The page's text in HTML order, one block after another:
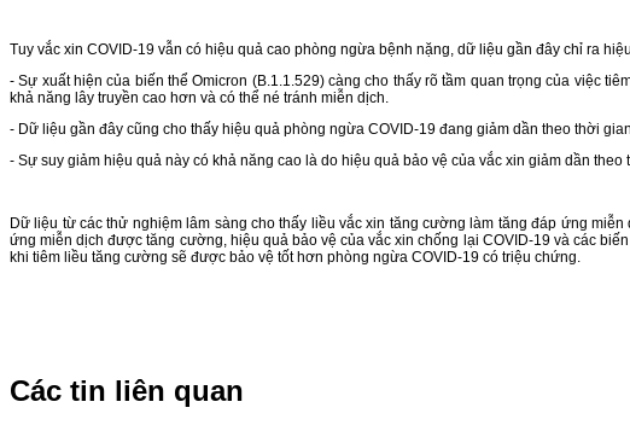
Tuy vắc xin COVID-19 vẫn có hiệu quả cao phòng ngừa bệnh nặng, dữ liệu gần đây chỉ ra
- Sự xuất hiện của biến thể Omicron (B.1.1.529) càng cho thấy rõ tầm quan trọng của việc
khả năng lây truyền cao hơn và có thể né tránh miễn dịch.
- Dữ liệu gần đây cũng cho thấy hiệu quả phòng ngừa COVID-19 đang giảm dần theo thời
- Sự suy giảm hiệu quả này có khả năng cao là do hiệu quả bảo vệ của vắc xin giảm dần
Dữ liệu từ các thử nghiệm lâm sàng cho thấy liều vắc xin tăng cường làm tăng đáp ứng
ứng miễn dịch được tăng cường, hiệu quả bảo vệ của vắc xin chống lại COVID-19 và các
khi tiêm liều tăng cường sẽ được bảo vệ tốt hơn phòng ngừa COVID-19 có triệu chứng.
Các tin liên quan